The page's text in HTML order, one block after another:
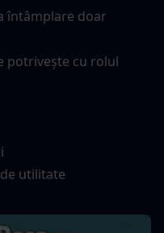
întâmplare doar
potrivește cu rolul
utilitate